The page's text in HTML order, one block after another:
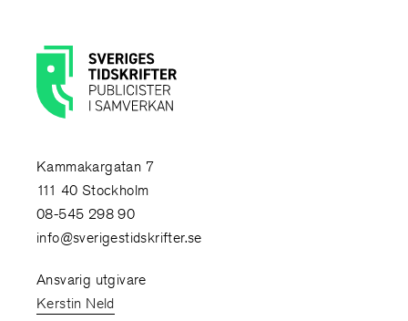
Kammakargatan 7
111 40 Stockholm
08-545 298 90
info@sverigestidskrifter.se
Ansvarig utgivare
Kerstin Neld